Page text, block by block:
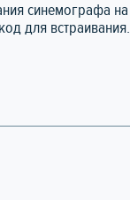
синемографа на
для встраивания.